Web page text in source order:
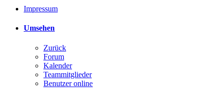
Impressum
Umsehen
Zurück
Forum
Kalender
Teammitglieder
Benutzer online